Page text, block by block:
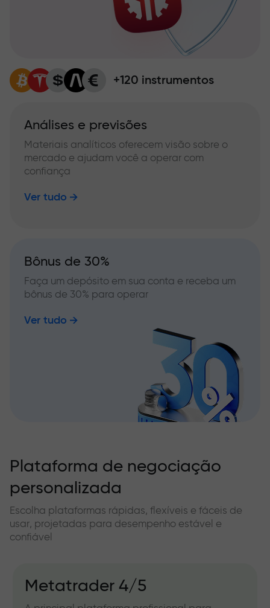
+120 instrumentos
Análises e previsões
Materiais analíticos oferecem visão sobre o
mercado e ajudam você a operar com
confiança
Ver tudo
Bônus de 30%
Faça um depósito em sua conta e receba um
bônus de 30% para operar
Ver tudo
Plataforma de negociação
personalizada
Escolha plataformas rápidas, flexíveis e fáceis de
usar, projetadas para desempenho estável e
confiável
Metatrader 4/5